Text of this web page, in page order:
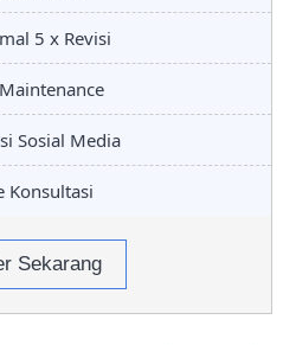
5 x Revisi
Sosial Media
Konsultasi
Sekarang